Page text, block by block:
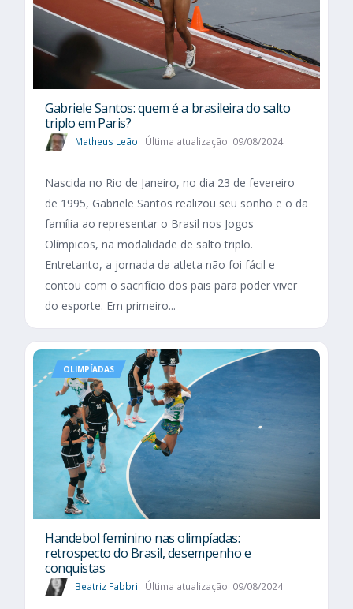
Gabriele Santos: quem é a brasileira do salto
triplo em Paris?
Matheus Leão Última atualização: 09/08/2024
Nascida no Rio de Janeiro, no dia 23 de fevereiro
de 1995, Gabriele Santos realizou seu sonho e o da
família ao representar o Brasil nos Jogos
Olímpicos, na modalidade de salto triplo.
Entretanto, a jornada da atleta não foi fácil e
contou com o sacrifício dos pais para poder viver
do esporte. Em primeiro...
OLIMPÍADAS
Handebol feminino nas olimpíadas:
retrospecto do Brasil, desempenho e
conquistas
Beatriz Fabbri Última atualização: 09/08/2024